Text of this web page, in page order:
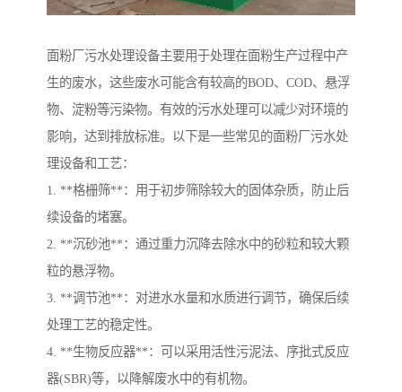
面粉厂污水处理设备主要用于处理在面粉生产过程中产
生的废水，这些废水可能含有较高的BOD、COD、悬浮
物、淀粉等污染物。有效的污水处理可以减少对环境的
影响，达到排放标准。以下是一些常见的面粉厂污水处
理设备和工艺：
1. **格栅筛**：用于初步筛除较大的固体杂质，防止后
续设备的堵塞。
2. **沉砂池**：通过重力沉降去除水中的砂粒和较大颗
粒的悬浮物。
3. **调节池**：对进水水量和水质进行调节，确保后续
处理工艺的稳定性。
4. **生物反应器**：可以采用活性污泥法、序批式反应
器(SBR)等，以降解废水中的有机物。